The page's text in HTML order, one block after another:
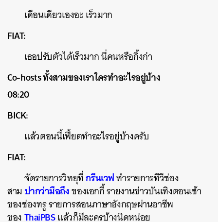
เดือนเดียวเองอะ เร็วมาก
FIAT:
เธอปรับตัวได้เร็วมาก นี่คนหรือกิ้งก่า
Co-hosts ทั้งสามของเราใครทำอะไรอยู่บ้าง
08:20
BICK:
แล้วตอนนี้เฟี้ยตทำอะไรอยู่บ้างครับ
FIAT:
จัดรายการวิทยุที่กรีนเวฟทำรายการทีวีช่อง
สามปากว่ามือถึงของเอกกี้ รายงานข่าวบันเทิงตอนเช้า
ของช่องทรู รายการสอนภาษาอังกฤษผ่านอาชีพ
ของThaiPBSแล้วก็มีละครบ้างนิดหน่อย